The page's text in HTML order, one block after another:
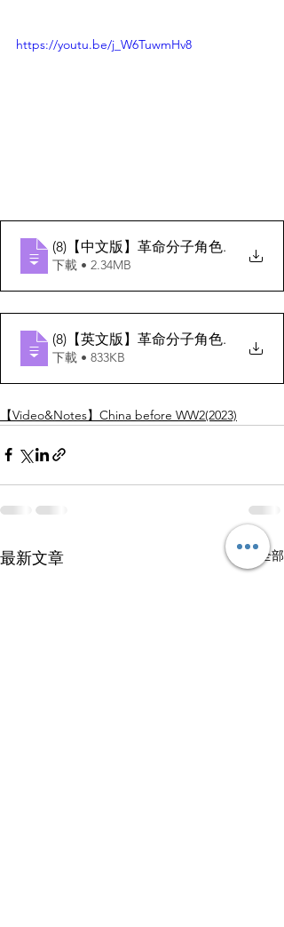
https://youtu.be/j_W6TuwmHv8
(8)【中文版】革命分子角色.
下載 • 2.34MB
(8)【英文版】革命分子角色.
下載 • 833KB
【Video&Notes】China before WW2(2023)
最新文章 查看全部